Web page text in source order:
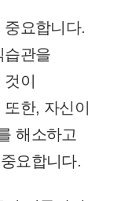
요합니다.
습관을
이
한, 자신이
해소하고
요합니다.